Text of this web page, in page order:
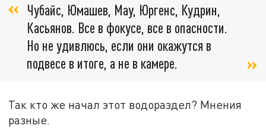
Чубайс, Юмашев, Мау, Юргенс, Кудрин,
Касьянов. Все в фокусе, все в опасности.
Но не удивлюсь, если они окажутся в
подвесе в итоге, а не в камере.
Так кто же начал этот водораздел? Мнения
разные.